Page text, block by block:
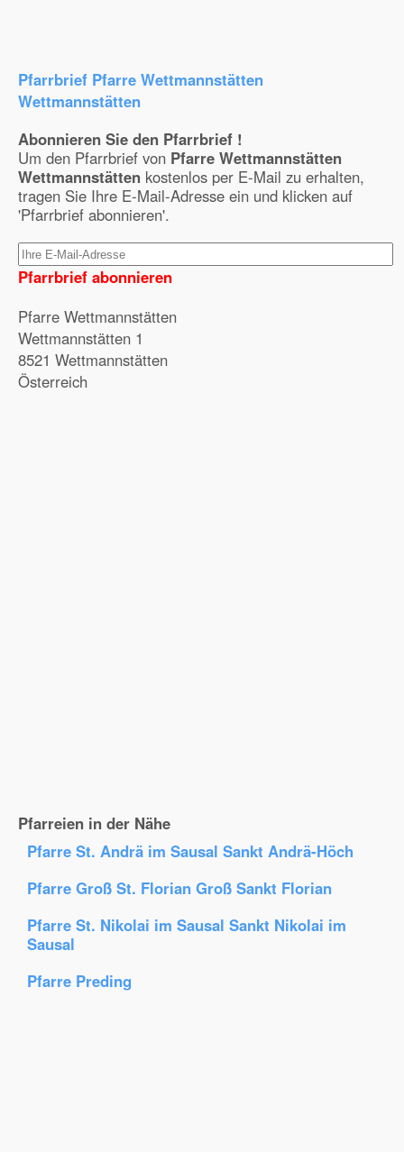
Pfarrbrief Pfarre Wettmannstätten
Wettmannstätten
Abonnieren Sie den Pfarrbrief !
Um den Pfarrbrief von Pfarre Wettmannstätten
Wettmannstätten kostenlos per E-Mail zu erhalten,
tragen Sie Ihre E-Mail-Adresse ein und klicken auf
'Pfarrbrief abonnieren'.
Pfarrbrief abonnieren
Pfarre Wettmannstätten
Wettmannstätten 1
8521 Wettmannstätten
Österreich
Pfarreien in der Nähe
Pfarre St. Andrä im Sausal Sankt Andrä-Höch
Pfarre Groß St. Florian Groß Sankt Florian
Pfarre St. Nikolai im Sausal Sankt Nikolai im
Sausal
Pfarre Preding